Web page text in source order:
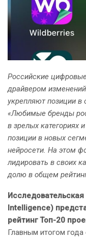
Российские
драйвером
укрепляют позиции в
«Любимые бренды
в зрелых категориях
позиции в новых
нейросети. На этом
лидировать в своих
долю в общем
Intelligence)
рейтинг Топ-20
Главным итогом года